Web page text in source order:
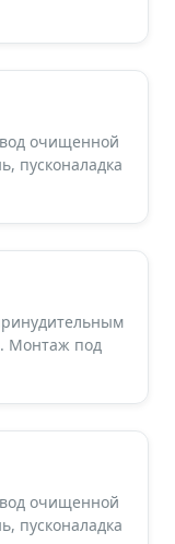
очищенной
пусконаладка
Монтаж под
очищенной
пусконаладка